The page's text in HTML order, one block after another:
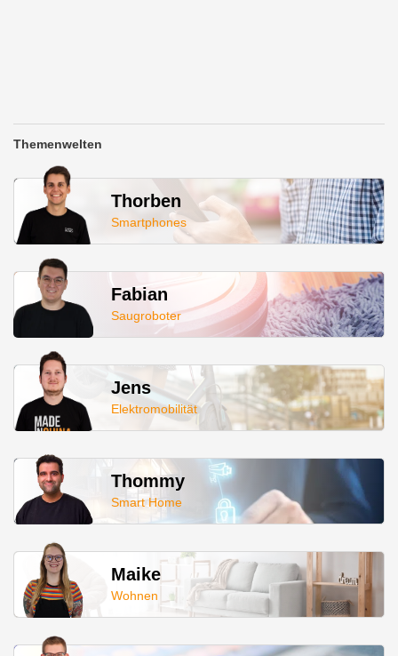
Themenwelten
Thorben
Smartphones
Fabian
Saugroboter
Jens
Elektromobilität
Thommy
Smart Home
Maike
Wohnen